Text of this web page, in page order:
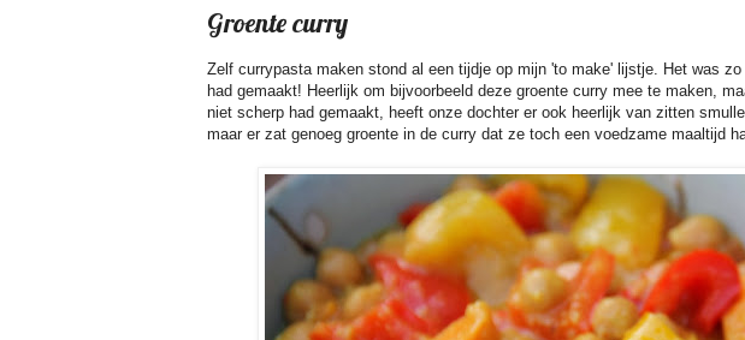
Groente curry
Zelf currypasta maken stond al een tijdje op mijn 'to make' lijstje. Het was
had gemaakt! Heerlijk om bijvoorbeeld deze groente curry mee te maken,
niet scherp had gemaakt, heeft onze dochter er ook heerlijk van zitten
maar er zat genoeg groente in de curry dat ze toch een voedzame maaltijd